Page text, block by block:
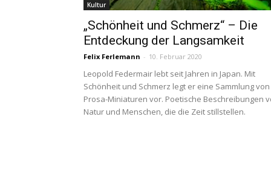
Kultur
„Schönheit und Schmerz“ – Die
Entdeckung der Langsamkeit
Felix Ferlemann - 10. Februar 2020
Leopold Federmair lebt seit Jahren in Japan. Mit
Schönheit und Schmerz legt er eine Sammlung von
Prosa-Miniaturen vor. Poetische Beschreibungen
Natur und Menschen, die die Zeit stillstellen.